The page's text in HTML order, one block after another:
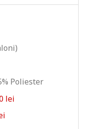
Poliester
lei